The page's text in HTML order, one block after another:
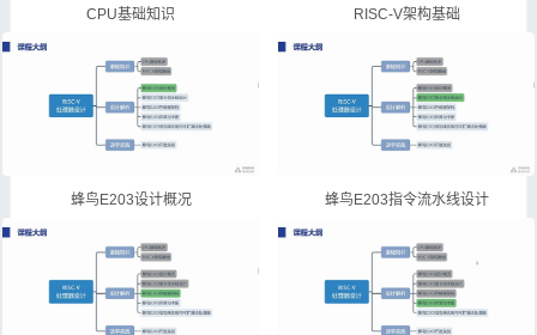
CPU基础知识 RISC-V架构基础
蜂鸟E203设计概况 蜂鸟E203指令流水线设计